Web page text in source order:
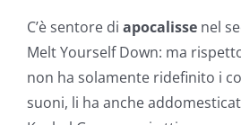
C’è sentore di apocalisse nel
Melt Yourself Down: ma
non ha solamente ridefinito i
suoni, li ha anche